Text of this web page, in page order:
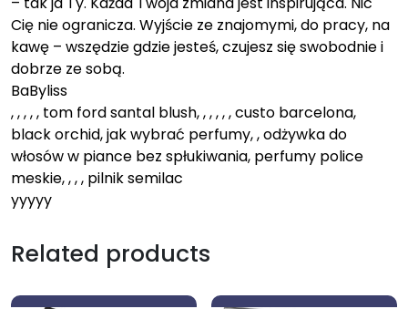
Cię nie ogranicza. Wyjście ze znajomymi, do pracy, na
kawę – wszędzie gdzie jesteś, czujesz się swobodnie i
dobrze ze sobą.
BaByliss
, , , , , tom ford santal blush, , , , , , custo barcelona,
black orchid, jak wybrać perfumy, , odżywka do
włosów w piance bez spłukiwania, perfumy police
meskie, , , , pilnik semilac
yyyyy
Related products